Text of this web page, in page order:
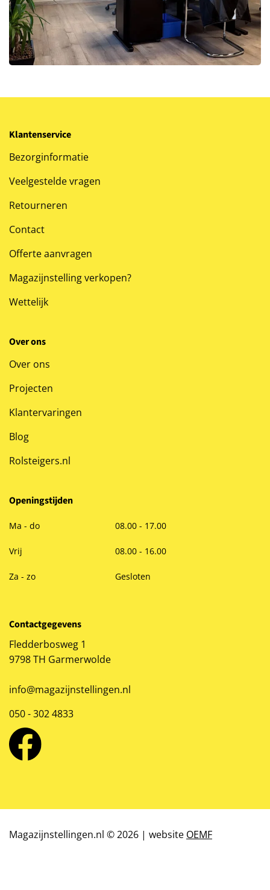
Klantenservice
Bezorginformatie
Veelgestelde vragen
Retourneren
Contact
Offerte aanvragen
Magazijnstelling verkopen?
Wettelijk
Over ons
Over ons
Projecten
Klantervaringen
Blog
Rolsteigers.nl
Openingstijden
Ma - do 08.00 - 17.00
Vrij 08.00 - 16.00
Za - zo Gesloten
Contactgegevens
Fledderbosweg 1
9798 TH Garmerwolde
info@magazijnstellingen.nl
050 - 302 4833
Magazijnstellingen.nl © 2026 | website OEMF